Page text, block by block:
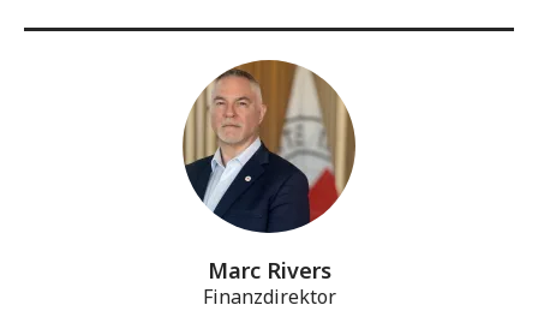
Marc Rivers
Finanzdirektor